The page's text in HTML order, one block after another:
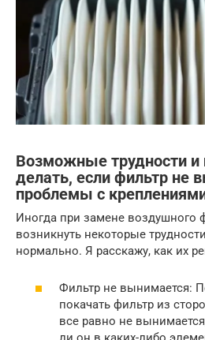
Возможные трудности и
делать, если фильтр не
проблемы с
Иногда при замене воздушного
возникнуть некоторые
нормально. Я расскажу, как их
Фильтр не вынимается:
покачать фильтр из
все равно не